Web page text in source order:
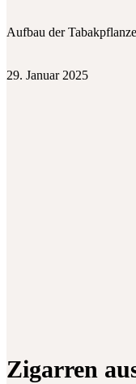
Aufbau der
29. Januar 2025
Zigarren